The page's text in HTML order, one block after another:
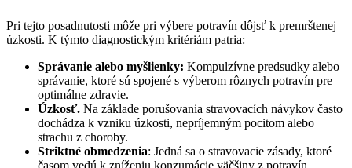
Pri tejto posadnutosti môže pri výbere potravín dôjsť k premrštenej
úzkosti. K týmto diagnostickým kritériám patria:
Správanie alebo myšlienky: Kompulzívne predsudky alebo
správanie, ktoré sú spojené s výberom rôznych potravín pre
optimálne zdravie.
Úzkosť. Na základe porušovania stravovacích návykov často
dochádza k vzniku úzkosti, nepríjemným pocitom alebo
strachu z choroby.
Striktné obmedzenia: Jedná sa o stravovacie zásady, ktoré
časom vedú k zníženiu konzumácie väčšiny z potravín,